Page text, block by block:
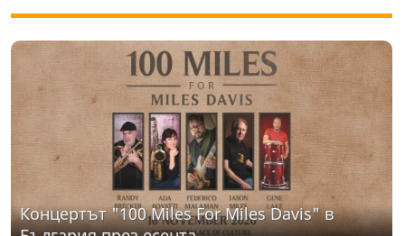
Концертът "100 Miles For Miles Davis" в